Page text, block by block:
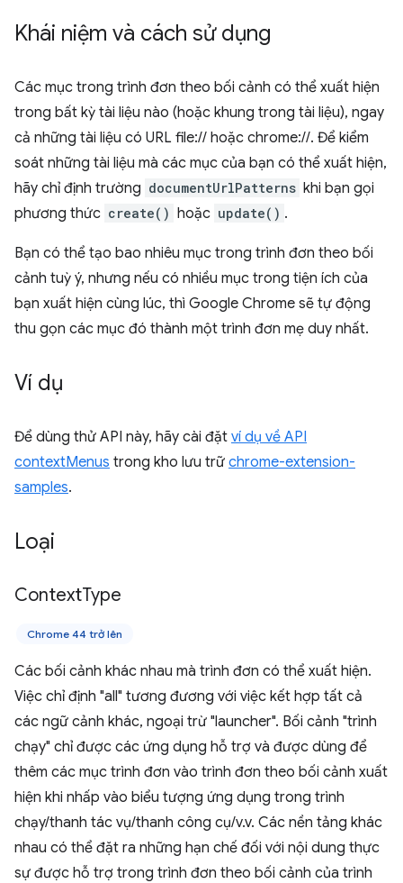
Khái niệm và cách sử dụng
Các mục trong trình đơn theo bối cảnh có thể xuất hiện
trong bất kỳ tài liệu nào (hoặc khung trong tài liệu), ngay
cả những tài liệu có URL file:// hoặc chrome://. Để kiểm
soát những tài liệu mà các mục của bạn có thể xuất hiện,
hãy chỉ định trường documentUrlPatterns khi bạn gọi
phương thức create() hoặc update() .
Bạn có thể tạo bao nhiêu mục trong trình đơn theo bối
cảnh tuỳ ý, nhưng nếu có nhiều mục trong tiện ích của
bạn xuất hiện cùng lúc, thì Google Chrome sẽ tự động
thu gọn các mục đó thành một trình đơn mẹ duy nhất.
Ví dụ
Để dùng thử API này, hãy cài đặt ví dụ về API
contextMenus trong kho lưu trữ chrome-extension-
samples.
Loại
ContextType
Chrome 44 trở lên
Các bối cảnh khác nhau mà trình đơn có thể xuất hiện.
Việc chỉ định "all" tương đương với việc kết hợp tất cả
các ngữ cảnh khác, ngoại trừ "launcher". Bối cảnh "trình
chạy" chỉ được các ứng dụng hỗ trợ và được dùng để
thêm các mục trình đơn vào trình đơn theo bối cảnh xuất
hiện khi nhấp vào biểu tượng ứng dụng trong trình
chạy/thanh tác vụ/thanh công cụ/v.v. Các nền tảng khác
nhau có thể đặt ra những hạn chế đối với nội dung thực
sự được hỗ trợ trong trình đơn theo bối cảnh của trình